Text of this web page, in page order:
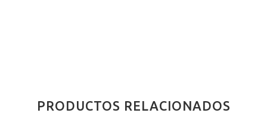
PRODUCTOS RELACIONADOS